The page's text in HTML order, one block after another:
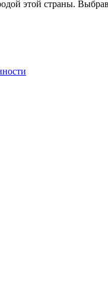
этой страны.